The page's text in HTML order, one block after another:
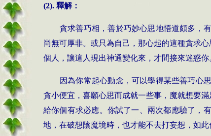
(2). 釋解：
貪求善巧相，善於巧妙心思地悟道頗多，
尚無可厚非。或只為自己，那心起的這種貪求
個人，讓這人現出神通變化來，才間接來迷惑你
因為你常起心動念，可以學得某些善巧心
貪小便宜，喜願心思而成就一些事，魔就想要
給你個有求必應。你試了一、兩次都應驗了，
地，在破想陰魔境時，也才能不去打妄想，如